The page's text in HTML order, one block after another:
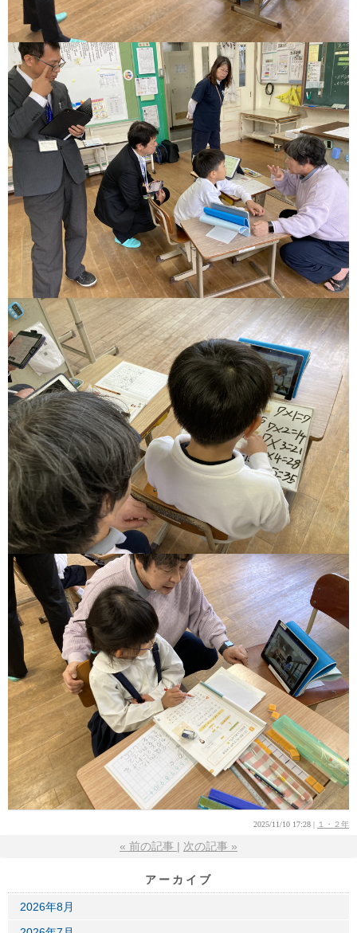
2025/11/10 17:28 １・２年
« 前の記事 次の記事 »
アーカイブ
2026年8月